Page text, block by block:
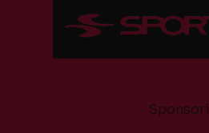
Sponsori